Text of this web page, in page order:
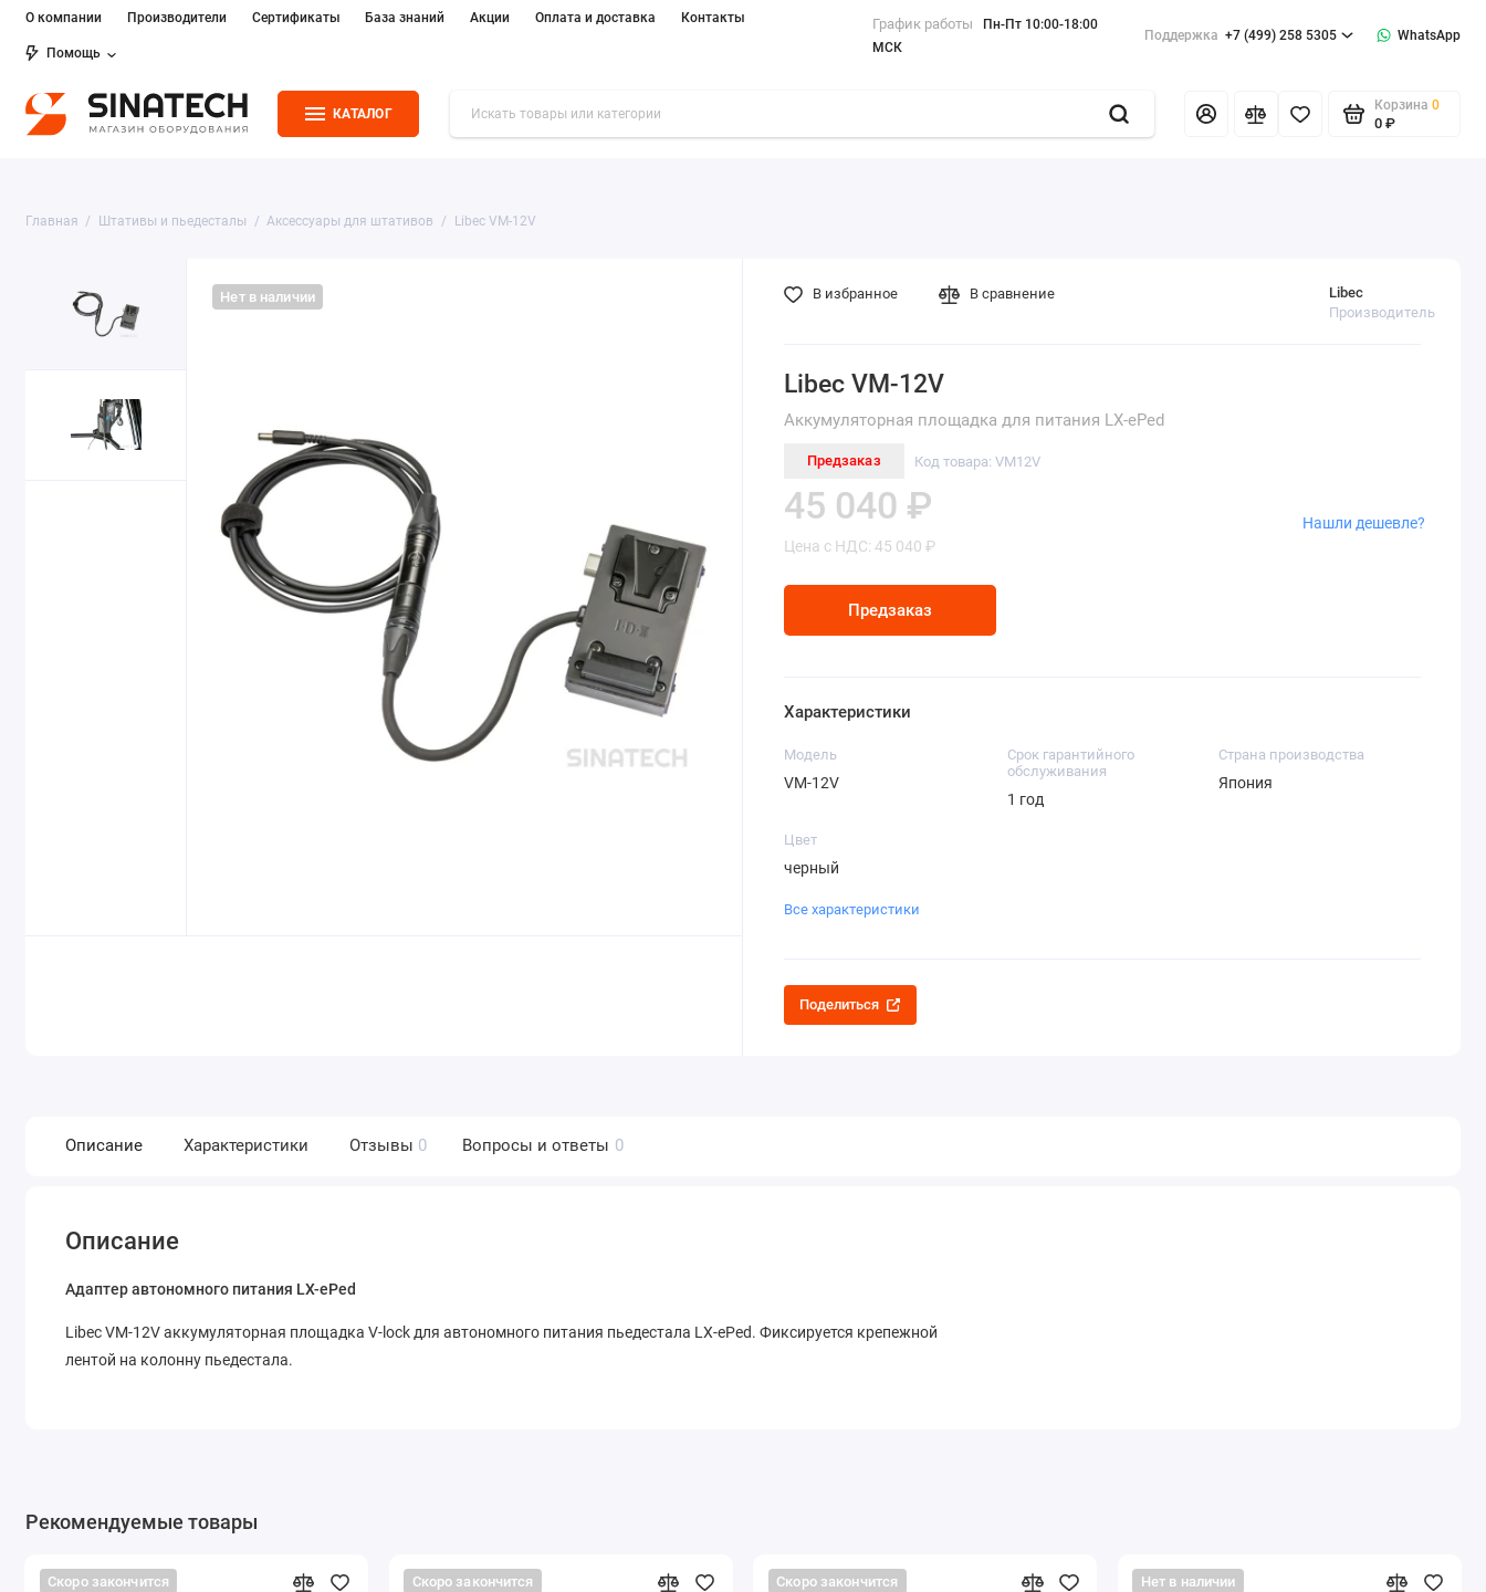
О компании Производители Сертификаты База знаний Акции Оплата и доставка Контакты
Помощь
График работы
Пн-Пт 10:00-18:00
МСК
Поддержка +7 (499) 258 5305 WhatsApp
КАТАЛОГ
Корзина 0
0 ₽
Главная Штативы и пьедесталы Аксессуары для штативов Libec VM-12V
Нет в наличии
Libec VM-12V
Аккумуляторная площадка для питания LX-ePed
Предзаказ Код товара: VM12V
Libec
Производитель
45 040 ₽
Цена с НДС: 45 040 ₽
Предзаказ
Нашли дешевле?
В избранное В сравнение
Характеристики
Модель
VM-12V
Срок гарантийного
обслуживания
1 год
Страна производства
Япония
Цвет
черный
Все характеристики
Поделиться
Описание Характеристики Отзывы 0 Вопросы и ответы 0
Описание
Адаптер автономного питания LX-ePed
Libec VM-12V аккумуляторная площадка V-lock для автономного питания пьедестала LX-ePed. Фиксируется крепежной
лентой на колонну пьедестала.
Рекомендуемые товары
Скоро закончится Скоро закончится Скоро закончится Нет в наличии